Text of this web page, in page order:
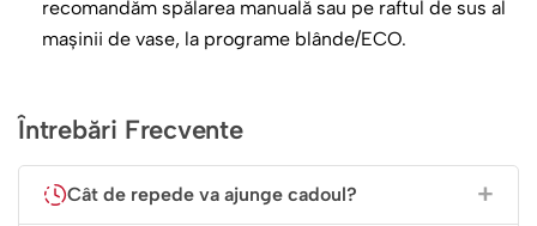
Numele Voastre: La baza cănii vom adăuga
Cuvinte Care Rămân Peste Ani
Deasupra ilustrației, tronează mesajul care rezumă
recomandăm spălarea manuală sau pe raftul de sus al
mașinii de vase, la programe blânde/ECO.
Întrebări Frecvente
Cât de repede va ajunge cadoul?